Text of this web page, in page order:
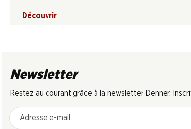
Découvrir
Newsletter
Restez au courant grâce à la newsletter Denner.
Adresse e-mail